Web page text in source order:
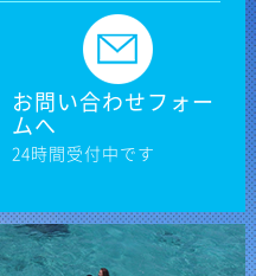
お問い合わせフォー
ムへ
24時間受付中です